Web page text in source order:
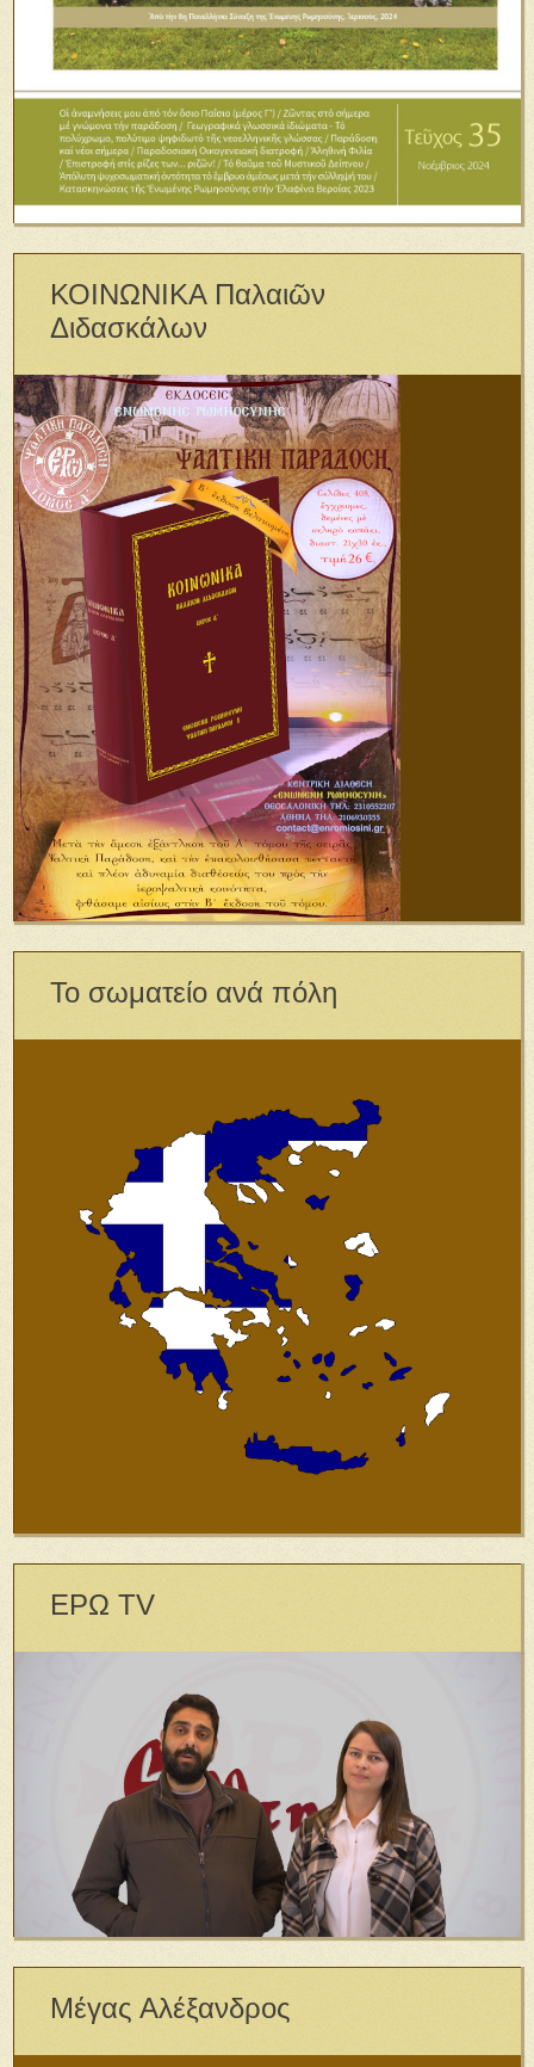
ΚΟΙΝΩΝΙΚΑ Παλαιῶν
Διδασκάλων
Το σωματείο ανά πόλη
ΕΡΩ TV
Μέγας Αλέξανδρος